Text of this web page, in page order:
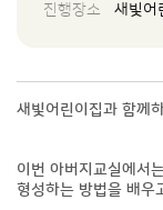
진행장소
새빛어
새빛어린이집과 함께
이번 아버지교실에서
형성하는 방법을 배우